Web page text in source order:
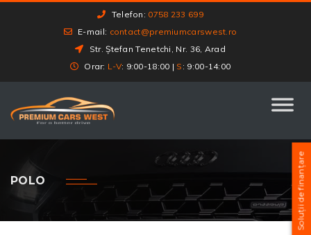
Telefon: 0758 233 699
E-mail: contact@premiumcarswest.ro
Str. Ștefan Tenetchi, Nr. 36, Arad
Orar: L-V: 9:00-18:00 | S : 9:00-14:00
POLO Soluții de finanțare